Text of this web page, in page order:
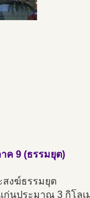
ค 9 (ธรรมยุต)
สงฆ์ธรรมยุต
ก่นประมาณ 3 กิโล